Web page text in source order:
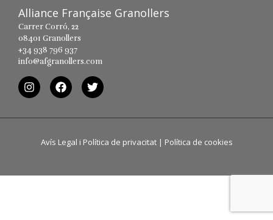
Alliance Française Granollers
Carrer Corró, 22
08401 Granollers
+34 938 796 937
info@afgranollers.com
Avís Legal i Política de privacitat| Política de cookies